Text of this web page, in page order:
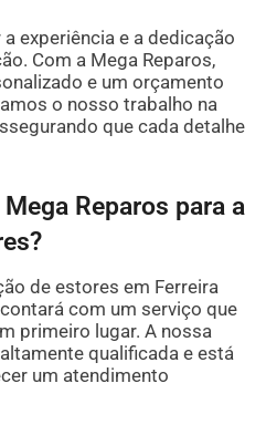
experiência e a dedicação
Com a Mega Reparos,
e um orçamento
o nosso trabalho na
que cada detalhe
Reparos para a
de estores em Ferreira
com um serviço que
primeiro lugar. A nossa
qualificada e está
um atendimento